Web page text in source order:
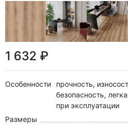
1 632 ₽
Особенности
прочность,
безопасность,
при эксплуатации
Размеры